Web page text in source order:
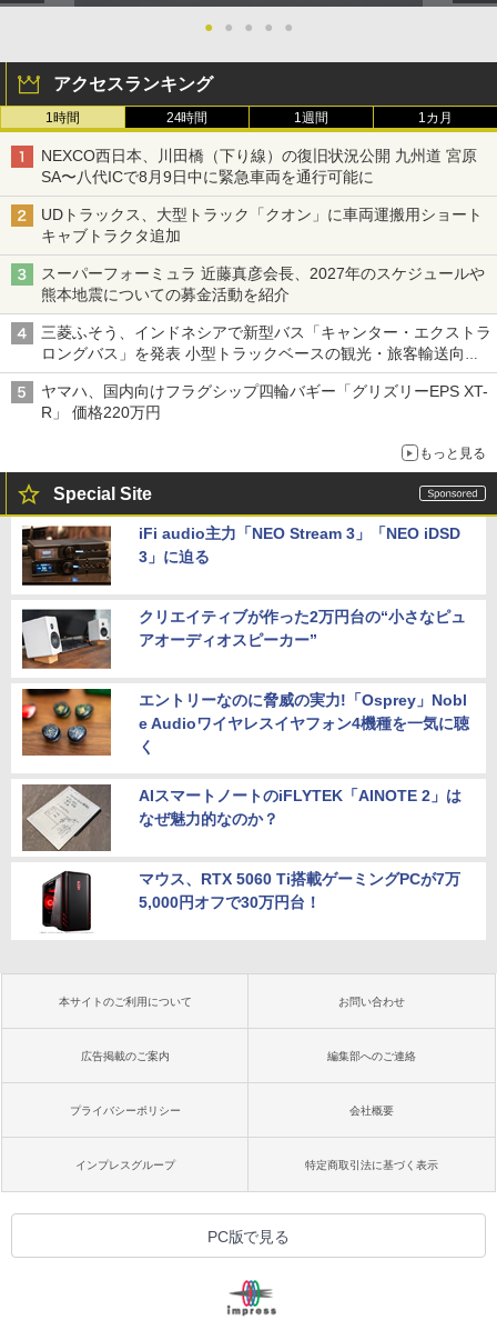
● ● ● ● ●
アクセスランキング
1時間 24時間 1週間 1カ月
NEXCO西日本、川田橋（下り線）の復旧状況公開 九州道 宮原
SA〜八代ICで8月9日中に緊急車両を通行可能に
UDトラックス、大型トラック「クオン」に車両運搬用ショート
キャブトラクタ追加
スーパーフォーミュラ 近藤真彦会長、2027年のスケジュールや
熊本地震についての募金活動を紹介
三菱ふそう、インドネシアで新型バス「キャンター・エクストラ
ロングバス」を発表 小型トラックベースの観光・旅客輸送向け
バス
ヤマハ、国内向けフラグシップ四輪バギー「グリズリーEPS XT-
R」 価格220万円
もっと見る
Special Site
iFi audio主力「NEO Stream 3」「NEO iDSD
3」に迫る
クリエイティブが作った2万円台の“小さなピュ
アオーディオスピーカー”
エントリーなのに脅威の実力!「Osprey」Nobl
e Audioワイヤレスイヤフォン4機種を一気に聴
く
AIスマートノートのiFLYTEK「AINOTE 2」は
なぜ魅力的なのか？
マウス、RTX 5060 Ti搭載ゲーミングPCが7万
5,000円オフで30万円台！
本サイトのご利用について お問い合わせ
広告掲載のご案内 編集部へのご連絡
プライバシーポリシー 会社概要
インプレスグループ 特定商取引法に基づく表示
PC版で見る